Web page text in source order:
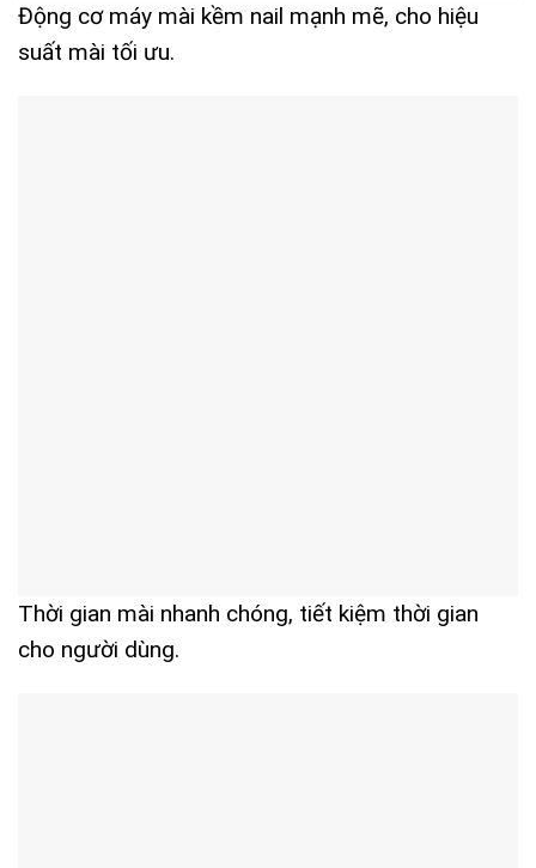
Động cơ máy mài kềm nail mạnh mẽ, cho hiệu
suất mài tối ưu.
Thời gian mài nhanh chóng, tiết kiệm thời gian
cho người dùng.